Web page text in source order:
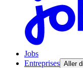
Jobs
Entreprises Aller